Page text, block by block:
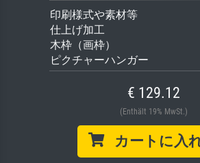
印刷様式や素材等
仕上げ加工
木枠（画枠）
ピクチャーハンガー
€ 129.12
(Enthält 19% MwSt.)
カートに入